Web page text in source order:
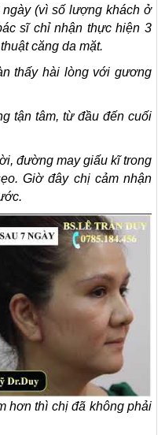
(vì số lượng khách ở
sĩ chỉ nhận thực hiện 3
căng da mặt.
thấy hài lòng với gương
tận tâm, từ đầu đến cuối
đường may giấu kĩ trong
Giờ đây chị cảm nhận
hơn thì chị đã không phải